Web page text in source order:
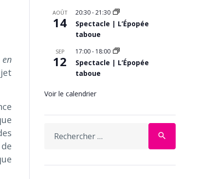
AOÛT
14
20:30-21:30
Spectacle | L’Épopée
taboue
SEP
12
17:00- 18:00
Spectacle | L’Épopée
taboue
Voir le calendrier
for:
search